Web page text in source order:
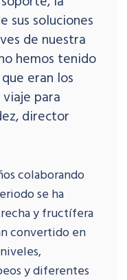
sus soluciones
de nuestra
hemos tenido
eran los
para
director
colaborando
se ha
y fructífera
convertido en
y diferentes